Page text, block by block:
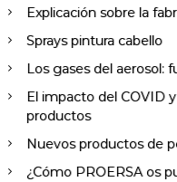
Explicación sobre la
Sprays pintura cabello
Los gases del aerosol:
El impacto del COVID
productos
Nuevos productos de
¿Cómo PROERSA os